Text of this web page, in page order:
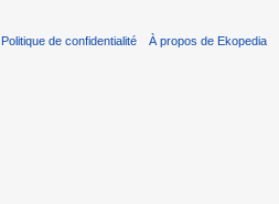
Politique de confidentialité À propos de Ekopedia